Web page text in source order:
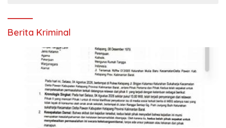
Berita Kriminal